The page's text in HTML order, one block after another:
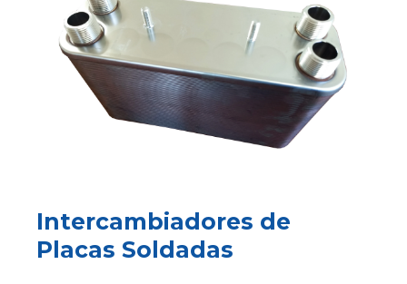
Intercambiadores de
Placas Soldadas